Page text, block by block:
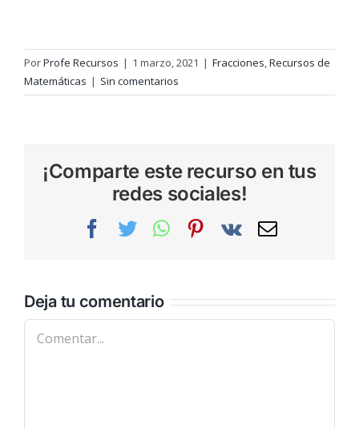
PorProfe Recursos | 1 marzo, 2021 | Fracciones,Recursos de
Matemáticas | Sin comentarios
¡Comparte este recurso en tus
redes sociales!
Facebook
TwitterWhatsAppPinterest
Vk
Correo
Deja tu comentario
Comentar